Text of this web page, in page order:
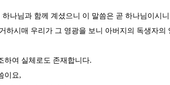
나님과 함께 계셨으니 이 말씀은 곧 하나님이시니
하시매 우리가 그 영광을 보니 아버지의 독생자의
하여 실체로도 존재합니다.
이요,